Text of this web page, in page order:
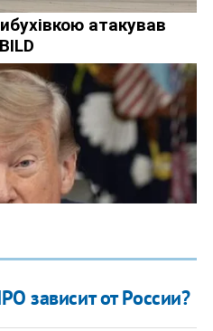
зависит от России?